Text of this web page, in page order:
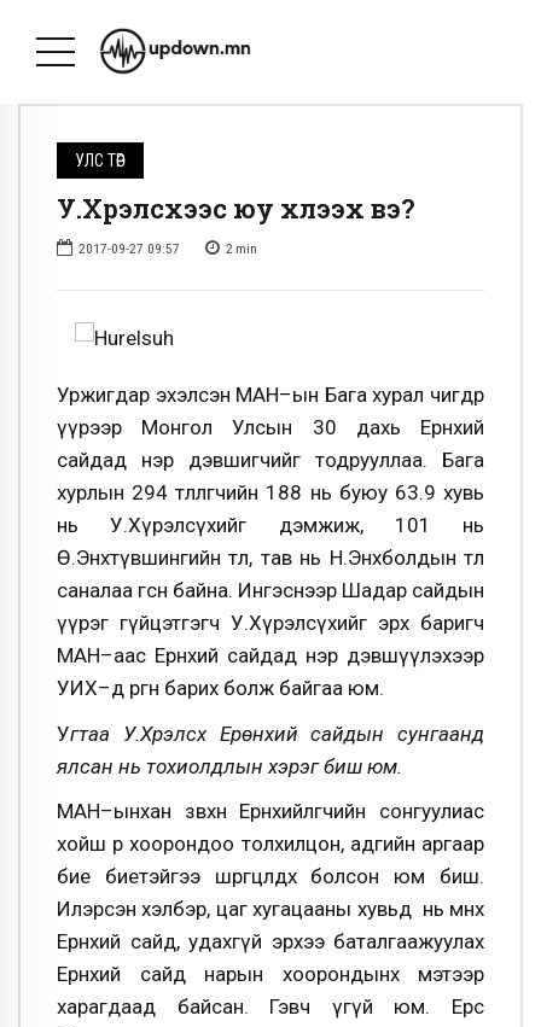
УЛС ТӨР
У.Хүрэлсүхээс юу хүлээх вэ?
2017-09-27 09:57 2 min
Уржигдар эхэлсэн МАН–ын Бага хурал өчигдөр
үүрээр Монгол Улсын 30 дахь Ерөнхий
сайдад нэр дэвшигчийг тодрууллаа. Бага
хурлын 294 төлөөлөгчийн 188 нь буюу 63.9 хувь
нь У.Хүрэлсүхийг дэмжиж, 101 нь
Ө.Энхтүвшингийн төлөө, тав нь Н.Энхболдын төлөө
саналаа өгсөн байна. Ингэснээр Шадар сайдын
үүрэг гүйцэтгэгч У.Хүрэлсүхийг эрх баригч
МАН–аас Ерөнхий сайдад нэр дэвшүүлэхээр
УИХ–д өргөн барих болж байгаа юм.
Угтаа У.Хүрэлсүх Ерөнхий сайдын сунгаанд
ялсан нь тохиолдлын хэрэг биш юм.
МАН–ынхан зөвхөн Ерөнхийлөгчийн сонгуулиас
хойш өөр хоорондоо толхилцон, адгийн аргаар
бие биетэйгээ шөргөөцөлдөх болсон юм биш.
Илэрсэн хэлбэр, цаг хугацааны хувьд нь өмнөх
Ерөнхий сайд, удахгүй эрхээ баталгаажуулах
Ерөнхий сайд нарын хоорондынх мэтээр
харагдаад байсан. Гэвч үгүй юм. Ерөөс